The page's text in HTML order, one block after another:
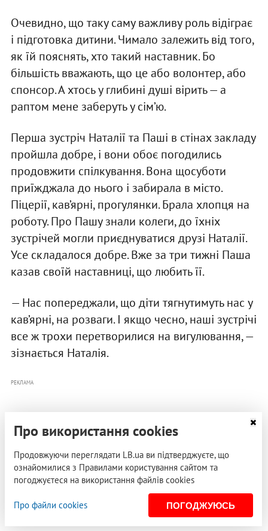
Очевидно, що таку саму важливу роль відіграє
і підготовка дитини. Чимало залежить від того,
як їй пояснять, хто такий наставник. Бо
більшість вважають, що це або волонтер, або
спонсор. А хтось у глибині душі вірить — а
раптом мене заберуть у сім’ю.
Перша зустріч Наталії та Паші в стінах закладу
пройшла добре, і вони обоє погодились
продовжити спілкування. Вона щосуботи
приїжджала до нього і забирала в місто.
Піцерії, кав’ярні, прогулянки. Брала хлопця на
роботу. Про Пашу знали колеги, до їхніх
зустрічей могли приєднуватися друзі Наталії.
Усе складалося добре. Вже за три тижні Паша
казав своїй наставниці, що любить її.
— Нас попереджали, що діти тягнутимуть нас у
кав’ярні, на розваги. І якщо чесно, наші зустрічі
все ж трохи перетворилися на вигулювання, —
зізнається Наталія.
РЕКЛАМА
Про використання cookies
Продовжуючи переглядати LB.ua ви підтверджуєте, що
ознайомилися з Правилами користування сайтом та
погоджуєтеся на використання файлів cookies
Про файли cookies ПОГОДЖУЮСЬ